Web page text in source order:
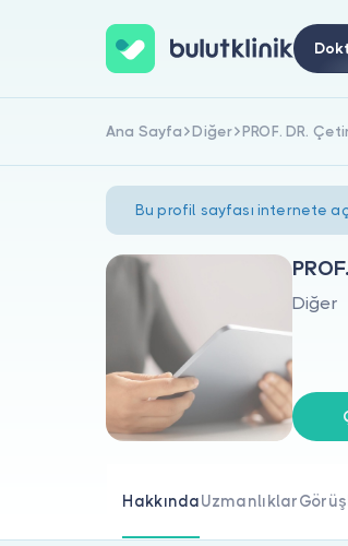
Ana Sayfa Diğer PROF. DR.
Bu profil sayfası internete
Diğer
HakkındaUzmanlıklar